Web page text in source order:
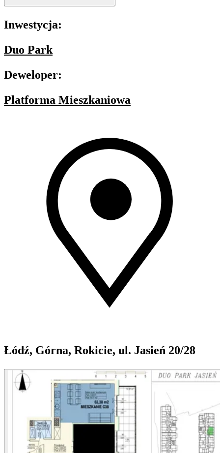
Inwestycja:
Duo Park
Deweloper:
Platforma Mieszkaniowa
Łódź, Górna, Rokicie, ul. Jasień 20/28